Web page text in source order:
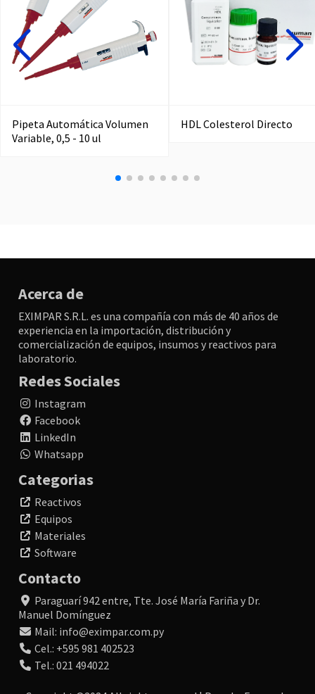
Pipeta Automática Volumen
Variable, 0,5 - 10 ul
HDL Colesterol Directo
Acerca de
EXIMPAR S.R.L. es una compañía con más de 40 años de
experiencia en la importación, distribución y
comercialización de equipos, insumos y reactivos para
laboratorio.
Redes Sociales
Instagram
Facebook
LinkedIn
Whatsapp
Categorias
Reactivos
Equipos
Materiales
Software
Contacto
Paraguarí 942 entre, Tte. José María Fariña y Dr.
Manuel Domínguez
Mail: info@eximpar.com.py
Cel.: +595 981 402523
Tel.: 021 494022